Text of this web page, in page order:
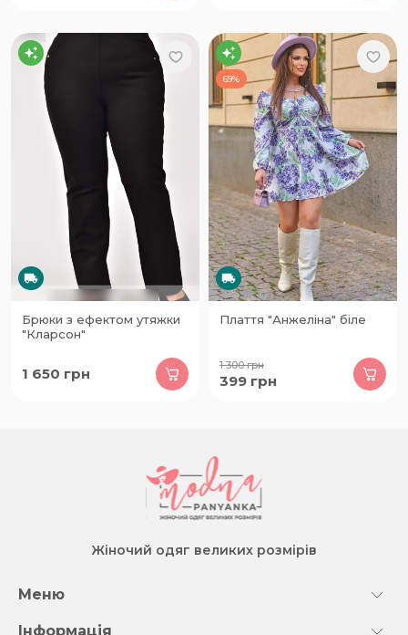
Брюки з ефектом утяжки
"Кларсон"
1 650 грн
69%
Плаття "Анжеліна" біле
1 300грн
399 грн
Жіночий одяг великих розмірів
Меню
Інформація